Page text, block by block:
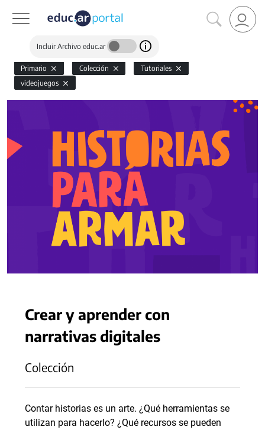
Incluir Archivo educ.ar
Primario Colección
Tutoriales
videojuegos
Crear y aprender con
narrativas digitales
Colección
Contar historias es un arte. ¿Qué herramientas se
utilizan para hacerlo? ¿Qué recursos se pueden